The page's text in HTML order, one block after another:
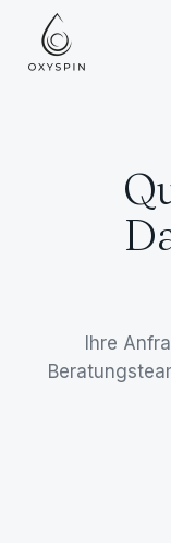
Zum Inhalt springen
Ihre